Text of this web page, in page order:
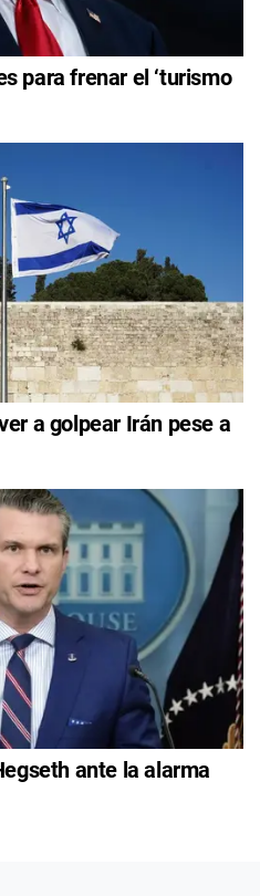
para frenar el ‘turismo
a golpear Irán pese a
ante la alarma